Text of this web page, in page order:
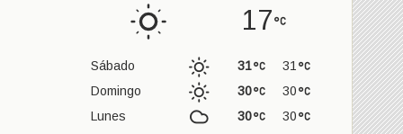
17
Sábado 31
31
Domingo
30
30
Lunes
30
30